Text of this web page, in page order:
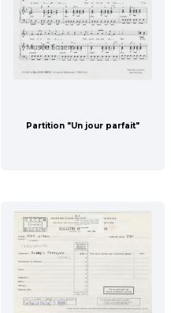
Partition "Un jour parfait"